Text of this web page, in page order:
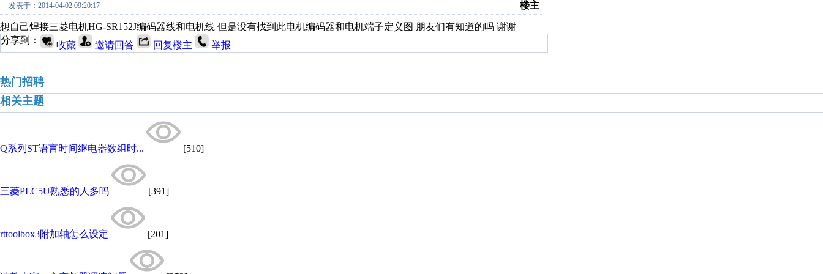
发表于：2014-04-02 09:20:17 楼主
想自己焊接三菱电机HG-SR152J编码器线和电机线 但是没有找到此电机编码器和电机端子定义图 朋友们有知道的吗 谢谢
分享到：
收藏 邀请回答 回复楼主 举报
热门招聘
相关主题
Q系列ST语言时间继电器数组时... [510]
三菱PLC5U熟悉的人多吗 [391]
rttoolbox3附加轴怎么设定 [201]